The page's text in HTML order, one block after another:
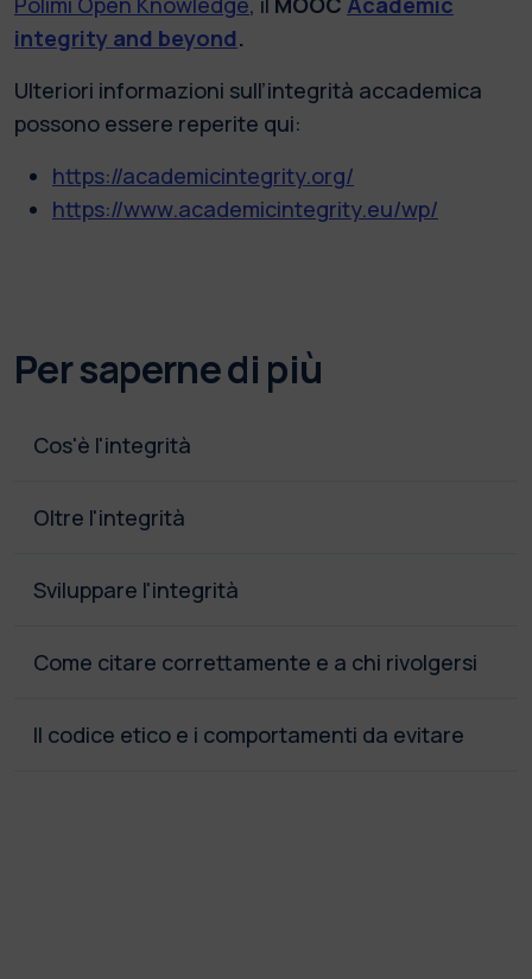
integrity and beyond.
Ulteriori informazioni sull’integrità accademica
possono essere reperite qui:
https://academicintegrity.org/
https://www.academicintegrity.eu/wp/
Per saperne di più
Cos'è l'integrità
Oltre l'integrità
Sviluppare l'integrità
Come citare correttamente e a chi rivolgersi
Il codice etico e i comportamenti da evitare